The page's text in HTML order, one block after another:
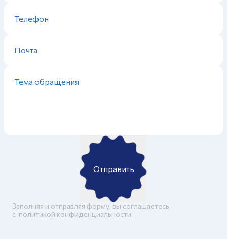
Отправить
Заполняя и отправляя форму, вы соглашаетесь
c политикой конфиденциальности